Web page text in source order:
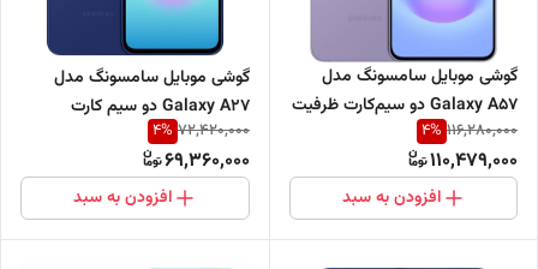
گوشی موبایل سامسونگ مدل
Galaxy A57 دو سیم‌کارت ظرفیت
ویتنام
116,280,000
4%
110,479,000
افزودن به سبد
گوشی موبایل سامسونگ مدل
Galaxy A27 دو سیم کارت
گیگابایت - ویتنام
72,420,000
4%
69,360,000
افزودن به سبد